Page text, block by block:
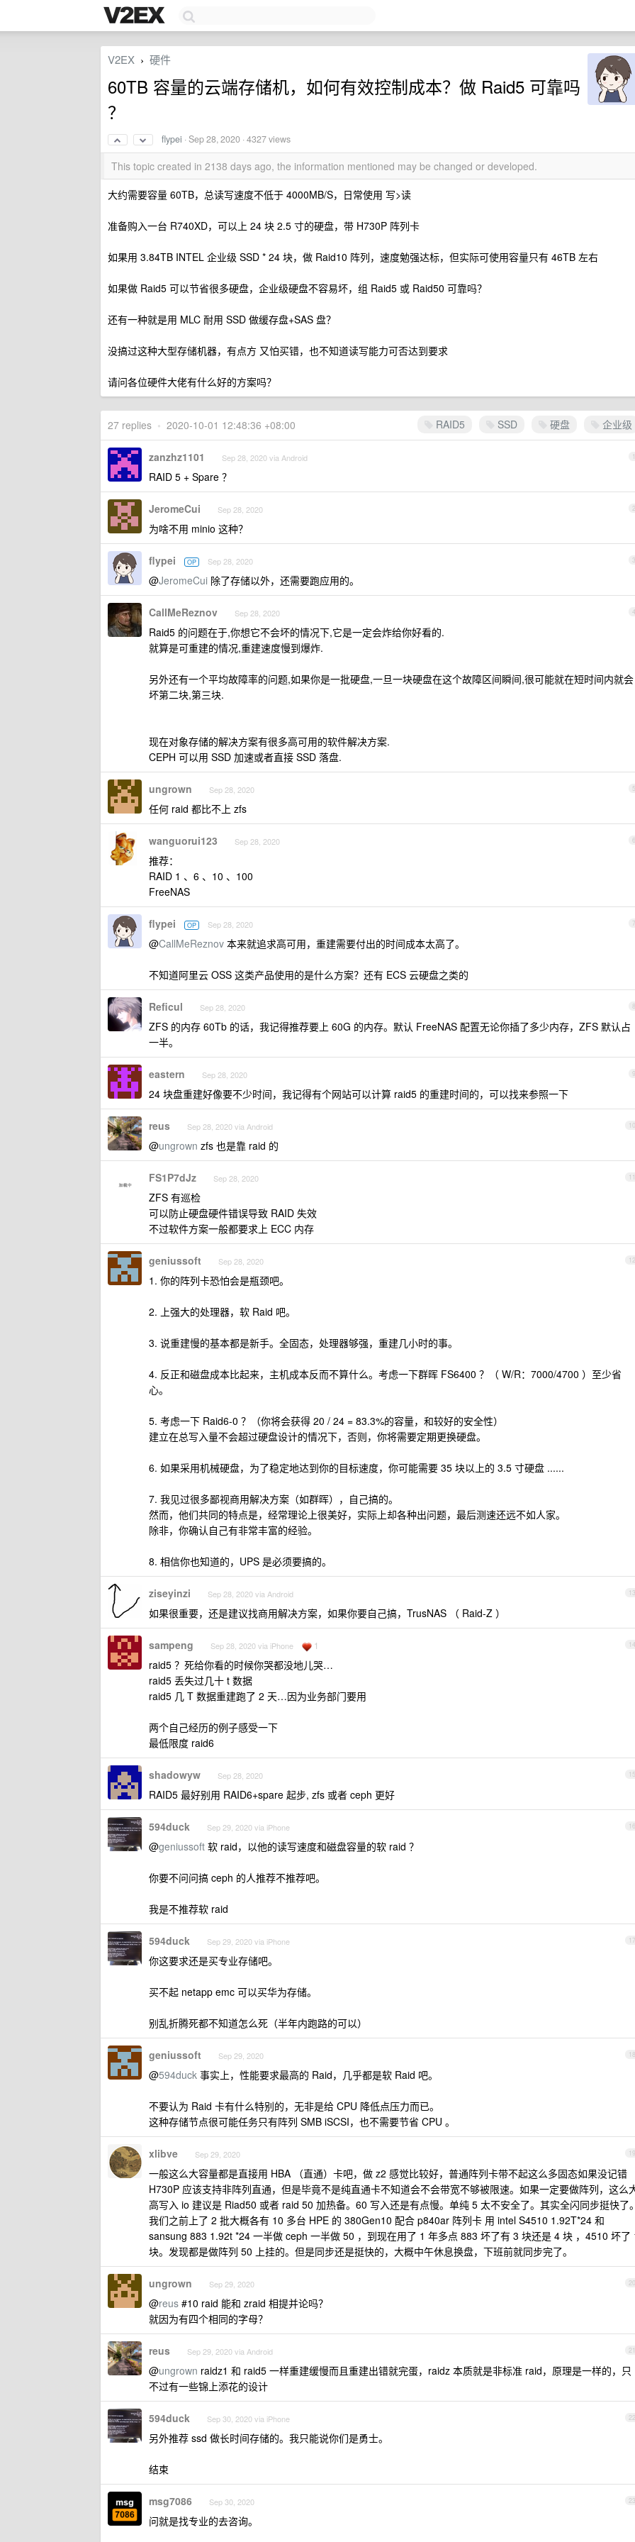
V2EX › 硬件
60TB 容量的云端存储机，如何有效控制成本？做 Raid5 可靠吗
？
flypei ·Sep 28, 2020 · 4327 views
This topic created in 2138 days ago, the information mentioned may be changed or developed.
大约需要容量 60TB，总读写速度不低于 4000MB/S，日常使用 写>读
准备购入一台 R740XD，可以上 24 块 2.5 寸的硬盘，带 H730P 阵列卡
如果用 3.84TB INTEL 企业级 SSD * 24 块，做 Raid10 阵列，速度勉强达标，但实际可使用容量只有 46TB 左右
如果做 Raid5 可以节省很多硬盘，企业级硬盘不容易坏，组 Raid5 或 Raid50 可靠吗？
还有一种就是用 MLC 耐用 SSD 做缓存盘+SAS 盘？
没搞过这种大型存储机器，有点方 又怕买错，也不知道读写能力可否达到要求
请问各位硬件大佬有什么好的方案吗？
RAID5 SSD 硬盘 企业级
27 replies • 2020-10-01 12:48:36 +08:00
1
zanzhz1101 Sep 28, 2020 via Android
RAID 5 + Spare ？
2
JeromeCui Sep 28, 2020
为啥不用 minio 这种？
3
flypei OP Sep 28, 2020
@JeromeCui 除了存储以外，还需要跑应用的。
4
CallMeReznov Sep 28, 2020
Raid5 的问题在于,你想它不会坏的情况下,它是一定会炸给你好看的.
就算是可重建的情况,重建速度慢到爆炸.
另外还有一个平均故障率的问题,如果你是一批硬盘,一旦一块硬盘在这个故障区间瞬间,很可能就在短时间内就会
坏第二块,第三块.
现在对象存储的解决方案有很多高可用的软件解决方案.
CEPH 可以用 SSD 加速或者直接 SSD 落盘.
5
ungrown Sep 28, 2020
任何 raid 都比不上 zfs
6
wanguorui123 Sep 28, 2020
推荐：
RAID 1 、6 、10 、100
FreeNAS
7
flypei OP Sep 28, 2020
@CallMeReznov 本来就追求高可用，重建需要付出的时间成本太高了。
不知道阿里云 OSS 这类产品使用的是什么方案？还有 ECS 云硬盘之类的
8
Reficul Sep 28, 2020
ZFS 的内存 60Tb 的话，我记得推荐要上 60G 的内存。默认 FreeNAS 配置无论你插了多少内存，ZFS 默认占
一半。
9
eastern Sep 28, 2020
24 块盘重建好像要不少时间，我记得有个网站可以计算 raid5 的重建时间的，可以找来参照一下
10
reus Sep 28, 2020 via Android
@ungrown zfs 也是靠 raid 的
11
FS1P7dJz Sep 28, 2020
ZFS 有巡检
可以防止硬盘硬件错误导致 RAID 失效
不过软件方案一般都要求上 ECC 内存
12
geniussoft Sep 28, 2020
1. 你的阵列卡恐怕会是瓶颈吧。
2. 上强大的处理器，软 Raid 吧。
3. 说重建慢的基本都是新手。全固态，处理器够强，重建几小时的事。
4. 反正和磁盘成本比起来，主机成本反而不算什么。考虑一下群晖 FS6400 ？（ W/R：7000/4700 ）至少省
心。
5. 考虑一下 Raid6-0 ？（你将会获得 20 / 24 = 83.3%的容量，和较好的安全性）
建立在总写入量不会超过硬盘设计的情况下，否则，你将需要定期更换硬盘。
6. 如果采用机械硬盘，为了稳定地达到你的目标速度，你可能需要 35 块以上的 3.5 寸硬盘 ......
7. 我见过很多鄙视商用解决方案（如群晖），自己搞的。
然而，他们共同的特点是，经常理论上很美好，实际上却各种出问题，最后测速还远不如人家。
除非，你确认自己有非常丰富的经验。
8. 相信你也知道的，UPS 是必须要搞的。
13
ziseyinzi Sep 28, 2020 via Android
如果很重要，还是建议找商用解决方案，如果你要自己搞，TrusNAS （ Raid-Z ）
14
sampeng Sep 28, 2020 via iPhone 1
raid5 ？死给你看的时候你哭都没地儿哭…
raid5 丢失过几十 t 数据
raid5 几 T 数据重建跑了 2 天…因为业务部门要用
两个自己经历的例子感受一下
最低限度 raid6
15
shadowyw Sep 28, 2020
RAID5 最好别用 RAID6+spare 起步, zfs 或者 ceph 更好
16
594duck Sep 29, 2020 via iPhone
@geniussoft 软 raid，以他的读写速度和磁盘容量的软 raid ？
你要不问问搞 ceph 的人推荐不推荐吧。
我是不推荐软 raid
17
594duck Sep 29, 2020 via iPhone
你这要求还是买专业存储吧。
买不起 netapp emc 可以买华为存储。
别乱折腾死都不知道怎么死（半年内跑路的可以）
18
geniussoft Sep 29, 2020
@594duck 事实上，性能要求最高的 Raid，几乎都是软 Raid 吧。
不要认为 Raid 卡有什么特别的，无非是给 CPU 降低点压力而已。
这种存储节点很可能任务只有阵列 SMB iSCSI，也不需要节省 CPU 。
19
xlibve Sep 29, 2020
一般这么大容量都是直接用 HBA （直通）卡吧，做 z2 感觉比较好，普通阵列卡带不起这么多固态如果没记错
H730P 应该支持非阵列直通，但是毕竟不是纯直通卡不知道会不会带宽不够被限速。如果一定要做阵列，这么
高写入 io 建议是 Riad50 或者 raid 50 加热备。60 写入还是有点慢。单纯 5 太不安全了。其实全闪同步挺快了。
我们之前上了 2 批大概各有 10 多台 HPE 的 380Gen10 配合 p840ar 阵列卡 用 intel S4510 1.92T*24 和
sansung 883 1.92t *24 一半做 ceph 一半做 50 ，到现在用了 1 年多点 883 坏了有 3 块还是 4 块 ，4510 坏了
块。发现都是做阵列 50 上挂的。但是同步还是挺快的，大概中午休息换盘，下班前就同步完了。
20
ungrown Sep 29, 2020
@reus #10 raid 能和 zraid 相提并论吗？
就因为有四个相同的字母？
21
reus Sep 29, 2020 via Android
@ungrown raidz1 和 raid5 一样重建缓慢而且重建出错就完蛋，raidz 本质就是非标准 raid，原理是一样的，只
不过有一些锦上添花的设计
22
594duck Sep 30, 2020 via iPhone
另外推荐 ssd 做长时间存储的。我只能说你们是勇士。
结束
23
msg7086 Sep 30, 2020
问就是找专业的去咨询。